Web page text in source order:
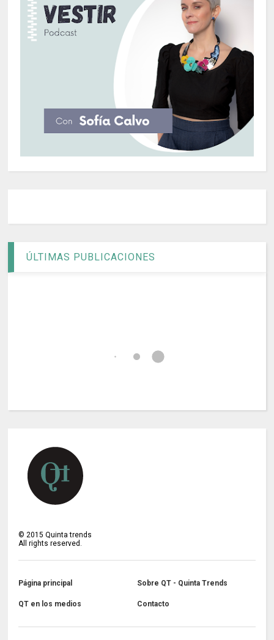
ÚLTIMAS PUBLICACIONES
© 2015 Quinta trends
All rights reserved.
Página principal Sobre QT - Quinta Trends
QT en los medios Contacto